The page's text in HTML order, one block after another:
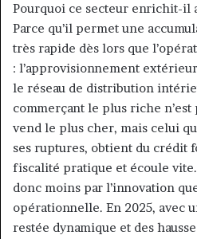
Pourquoi ce secteur enrichit-il
Parce qu’il permet une
très rapide dès lors que
: l’approvisionnement
le réseau de distribution
commerçant le plus riche
vend le plus cher, mais celui
ses ruptures, obtient du crédit
fiscalité pratique et écoule
donc moins par l’innovation
opérationnelle. En 2025, avec
restée dynamique et des